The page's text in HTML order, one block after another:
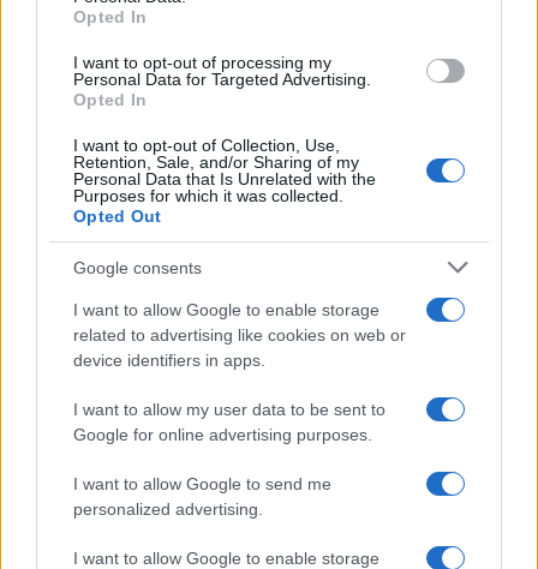
grant or deny consent to Google and its third-party tags to
consent section.
Opted In
I want to opt-out of processing my
Personal Data for Targeted Advertising.
Opted In
I want to opt-out of Collection, Use,
Retention, Sale, and/or Sharing of my
Personal Data that Is Unrelated with the
Purposes for which it was collected.
Opted Out
Google consents
I want to allow Google to enable storage
related to advertising like cookies on web or
device identifiers in apps.
I want to allow my user data to be sent to
Google for online advertising purposes.
I want to allow Google to send me
personalized advertising.
I want to allow Google to enable storage
Ultime Notizie
Notizie
Gestisci Utiq
Tuo Benessereè il magazine che approfondisce notizie
di salute e benessere. Prenditi cura del tuo corpo per
raggiungere il tuo benessere psicofisico. Consigli e
curiosità notizie dedicate su fitness, alimentazione,
troverai guide sul sesso e la coppia scritti dai nostri
esperti del settore. Per segnalare alla redazione
eventuali errori nell’uso del materiale riservato,